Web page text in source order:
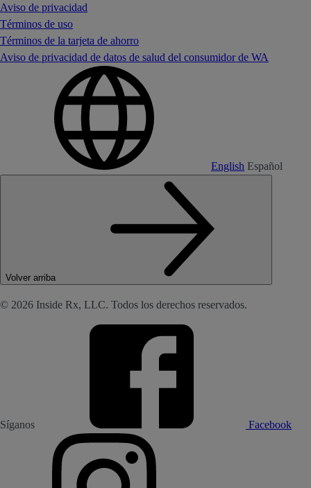
Aviso de privacidad
Términos de uso
Términos de la tarjeta de ahorro
Aviso de privacidad de datos de salud del consumidor de WA
English Español
Volver arriba
© 2026 Inside Rx, LLC. Todos los derechos reservados.
Síganos Facebook